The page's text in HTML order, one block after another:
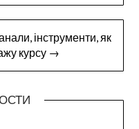
інструменти, як
курсу →